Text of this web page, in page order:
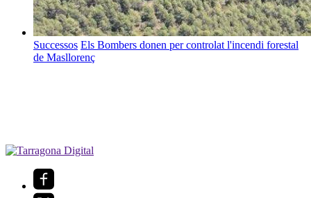
Successos Els Bombers donen per controlat l'incendi forestal
de Masllorenç